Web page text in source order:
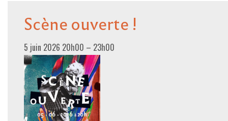
Scène ouverte !
5 juin 2026 20h00 – 23h00